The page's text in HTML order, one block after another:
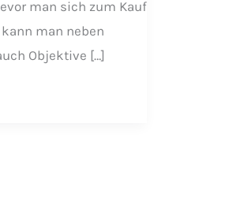
man sich zum Kauf
man neben
Objektive […]